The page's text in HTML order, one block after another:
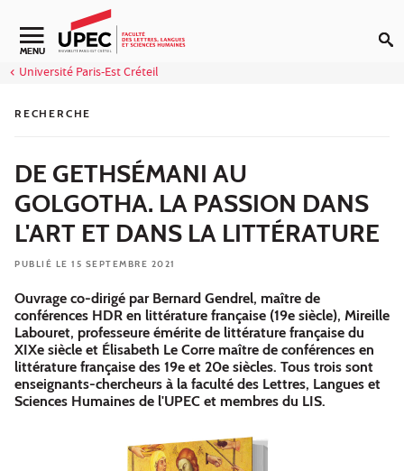
Aller au contenu
Navigation secondaire
MENU
Université Paris-Est Créteil
RECHERCHE
DE GETHSÉMANI AU
GOLGOTHA. LA PASSION DANS
L'ART ET DANS LA LITTÉRATURE
PUBLIÉ LE 15 SEPTEMBRE 2021
Ouvrage co-dirigé par Bernard Gendrel, maître de
conférences HDR en littérature française (19e siècle), Mireille
Labouret, professeure émérite de littérature française du
XIXe siècle et Élisabeth Le Corre maître de conférences en
littérature française des 19e et 20e siècles. Tous trois sont
enseignants-chercheurs à la faculté des Lettres, Langues et
Sciences Humaines de l'UPEC et membres du LIS.